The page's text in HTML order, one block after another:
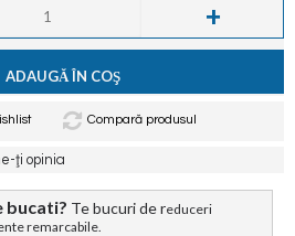
+
ADAUGĂ ÎN COŞ
Compară produsul
ţi opinia
bucati? Te bucuri de reduceri
remarcabile.